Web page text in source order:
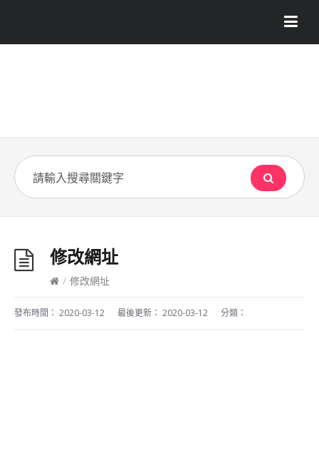
修改網址
/ 修改網址
發布時間： 2020-03-12 最後更新： 2020-03-12 分類：